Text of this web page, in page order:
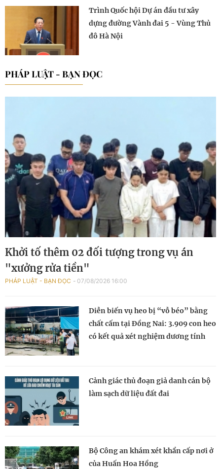
Trình Quốc hội Dự án đầu tư xây
dựng đường Vành đai 5 - Vùng Thủ
đô Hà Nội
PHÁP LUẬT - BẠN ĐỌC
Khởi tố thêm 02 đối tượng trong vụ án
"xưởng rửa tiền"
PHÁP LUẬT - BẠN ĐỌC 07/08/2026 16:00
Diễn biến vụ heo bị “vỗ béo” bằng
chất cấm tại Đồng Nai: 3.909 con heo
có kết quả xét nghiệm dương tính
Cảnh giác thủ đoạn giả danh cán bộ
làm sạch dữ liệu đất đai
Bộ Công an khám xét khẩn cấp nơi ở
của Huấn Hoa Hồng